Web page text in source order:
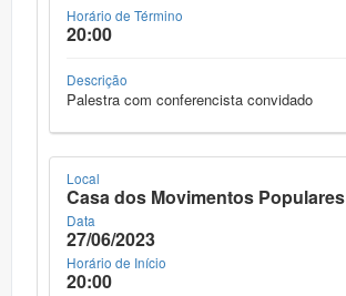
Horário de Término
20:00
Descrição
Palestra com conferencista convidado
Local
Casa dos Movimentos Populares
Data
27/06/2023
Horário de Início
20:00